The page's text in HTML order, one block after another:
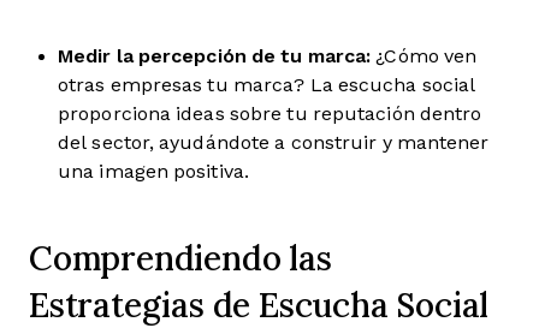
Medir la percepción de tu marca: ¿Cómo ven
otras empresas tu marca? La escucha social
proporciona ideas sobre tu reputación dentro
del sector, ayudándote a construir y mantener
una imagen positiva.
Comprendiendo las
Estrategias de Escucha Social